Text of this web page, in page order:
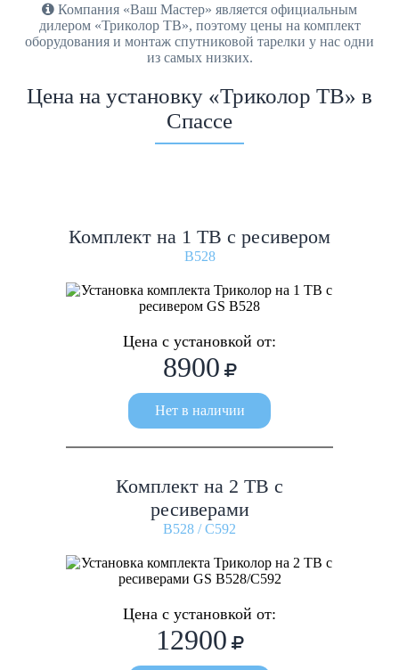
Компания «Ваш Мастер» является официальным
дилером «Триколор ТВ», поэтому цены на комплект
оборудования и монтаж спутниковой тарелки у нас одни
из самых низких.
Цена на установку «Триколор ТВ» в
Спассе
Комплект на 1 ТВ с ресивером
B528
Цена с установкой от:
8900
Нет в наличии
Комплект на 2 ТВ с
ресиверами
B528 / C592
Цена с установкой от:
12900